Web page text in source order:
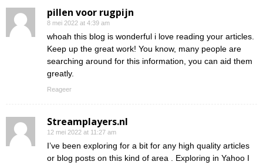
pillen voor rugpijn
8 mei 2022 at 4:39 am
whoah this blog is wonderful i love reading your articles.
Keep up the great work! You know, many people are
searching around for this information, you can aid them
greatly.
Reageer
Streamplayers.nl
12 mei 2022 at 11:27 am
I’ve been exploring for a bit for any high quality articles
or blog posts on this kind of area . Exploring in Yahoo I